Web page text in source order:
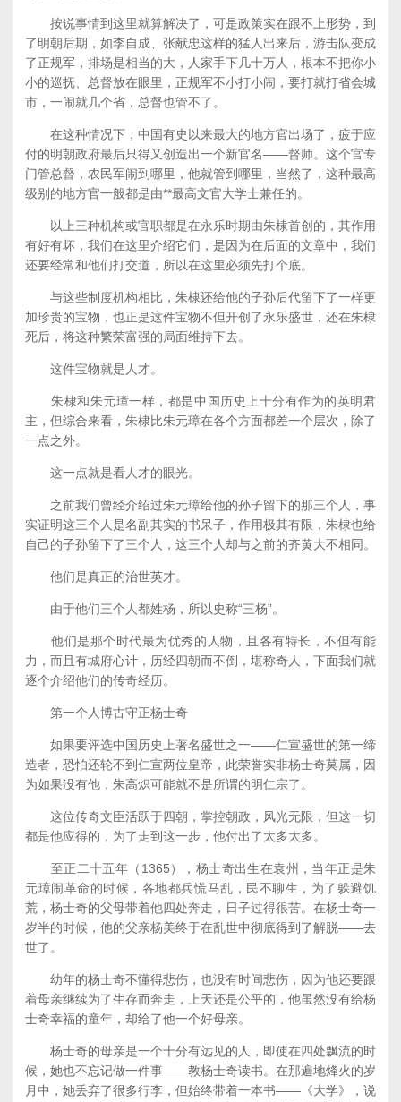
按说事情到这里就算解决了，可是政策实在跟不上形势，到
了明朝后期，如李自成、张献忠这样的猛人出来后，游击队变成
了正规军，排场是相当的大，人家手下几十万人，根本不把你小
小的巡抚、总督放在眼里，正规军不小打小闹，要打就打省会城
市，一闹就几个省，总督也管不了。
在这种情况下，中国有史以来最大的地方官出场了，疲于应
付的明朝政府最后只得又创造出一个新官名——督师。这个官专
门管总督，农民军闹到哪里，他就管到哪里，当然了，这种最高
级别的地方官一般都是由**最高文官大学士兼任的。
以上三种机构或官职都是在永乐时期由朱棣首创的，其作用
有好有坏，我们在这里介绍它们，是因为在后面的文章中，我们
还要经常和他们打交道，所以在这里必须先打个底。
与这些制度机构相比，朱棣还给他的子孙后代留下了一样更
加珍贵的宝物，也正是这件宝物不但开创了永乐盛世，还在朱棣
死后，将这种繁荣富强的局面维持下去。
这件宝物就是人才。
朱棣和朱元璋一样，都是中国历史上十分有作为的英明君
主，但综合来看，朱棣比朱元璋在各个方面都差一个层次，除了
一点之外。
这一点就是看人才的眼光。
之前我们曾经介绍过朱元璋给他的孙子留下的那三个人，事
实证明这三个人是名副其实的书呆子，作用极其有限，朱棣也给
自己的子孙留下了三个人，这三个人却与之前的齐黄大不相同。
他们是真正的治世英才。
由于他们三个人都姓杨，所以史称“三杨”。
他们是那个时代最为优秀的人物，且各有特长，不但有能
力，而且有城府心计，历经四朝而不倒，堪称奇人，下面我们就
逐个介绍他们的传奇经历。
第一个人博古守正杨士奇
如果要评选中国历史上著名盛世之一——仁宣盛世的第一缔
造者，恐怕还轮不到仁宣两位皇帝，此荣誉实非杨士奇莫属，因
为如果没有他，朱高炽可能就不是所谓的明仁宗了。
这位传奇文臣活跃于四朝，掌控朝政，风光无限，但这一切
都是他应得的，为了走到这一步，他付出了太多太多。
至正二十五年（1365），杨士奇出生在袁州，当年正是朱
元璋闹革命的时候，各地都兵慌马乱，民不聊生，为了躲避饥
荒，杨士奇的父母带着他四处奔走，日子过得很苦。在杨士奇一
岁半的时候，他的父亲杨美终于在乱世中彻底得到了解脱——去
世了。
幼年的杨士奇不懂得悲伤，也没有时间悲伤，因为他还要跟
着母亲继续为了生存而奔走，上天还是公平的，他虽然没有给杨
士奇幸福的童年，却给了他一个好母亲。
杨士奇的母亲是一个十分有远见的人，即使在四处飘流的时
候，她也不忘记做一件事——教杨士奇读书。在那遍地烽火的岁
月中，她丢弃了很多行李，但始终带着一本书——《大学》，说